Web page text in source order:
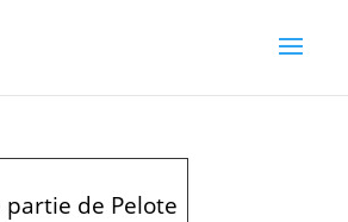
partie de Pelote